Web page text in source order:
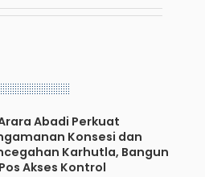
Abadi Perkuat
Konsesi dan
Karhutla, Bangun
Akses Kontrol